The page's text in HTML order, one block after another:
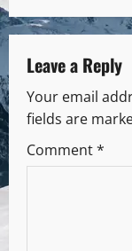
Leave a Reply
Your email
fields are
Comment*